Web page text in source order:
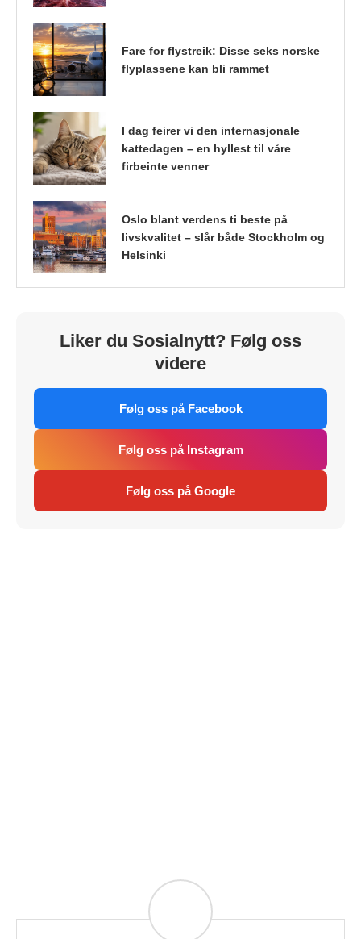
Fare for flystreik: Disse seks norske
flyplassene kan bli rammet
I dag feirer vi den internasjonale
kattedagen – en hyllest til våre
firbeinte venner
Oslo blant verdens ti beste på
livskvalitet – slår både Stockholm og
Helsinki
Liker du Sosialnytt? Følg oss
videre
Følg oss på Facebook
Følg oss på Instagram
Følg oss på Google